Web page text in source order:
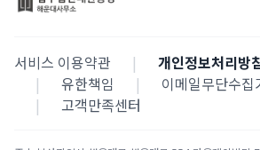
서비스 이용약관 | 개인정보처리방
|
유한책임 |
이메일무단수집
|
고객만족센터